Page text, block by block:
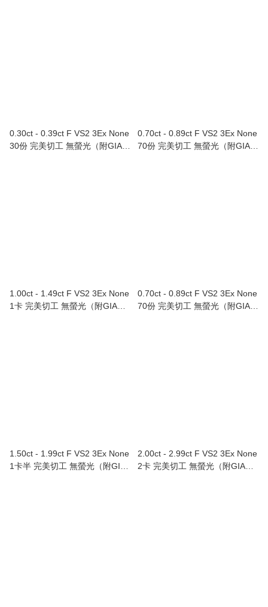
0.30ct - 0.39ct F VS2 3Ex None
30份 完美切工 無螢光（附GIA證
0.70ct - 0.89ct F VS2 3Ex None
70份 完美切工 無螢光（附GIA證
1.00ct - 1.49ct F VS2 3Ex None
1卡 完美切工 無螢光（附GIA證
0.70ct - 0.89ct F VS2 3Ex None
70份 完美切工 無螢光（附GIA證
1.50ct - 1.99ct F VS2 3Ex None
1卡半 完美切工 無螢光（附GIA
2.00ct - 2.99ct F VS2 3Ex None
2卡 完美切工 無螢光（附GIA證